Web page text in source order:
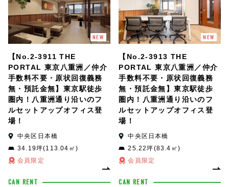
NEW
【No.2-3911 THE
PORTAL 東京八重洲／仲介
手数料不要・原状回復義務
無・預託金無】東京駅徒歩
圏内！八重洲通り沿いのフ
ルセットアップオフィス登
場！
中央区日本橋
34.19坪(113.04㎡)
会員限定
NEW
【No.2-3913 THE
PORTAL 東京八重洲／仲介
手数料不要・原状回復義務
無・預託金無】東京駅徒歩
圏内！八重洲通り沿いのフ
ルセットアップオフィス登
場！
中央区日本橋
25.22坪(83.4㎡)
会員限定
CAN RENT CAN RENT